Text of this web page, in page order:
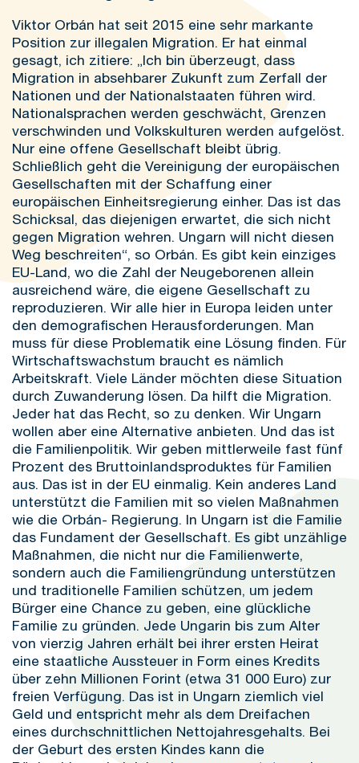
Viktor Orbán hat seit 2015 eine sehr markante
Position zur illegalen Migration. Er hat einmal
gesagt, ich zitiere: „Ich bin überzeugt, dass
Migration in absehbarer Zukunft zum Zerfall der
Nationen und der Nationalstaaten führen wird.
Nationalsprachen werden geschwächt, Grenzen
verschwinden und Volkskulturen werden aufgelöst.
Nur eine offene Gesellschaft bleibt übrig.
Schließlich geht die Vereinigung der europäischen
Gesellschaften mit der Schaffung einer
europäischen Einheitsregierung einher. Das ist das
Schicksal, das diejenigen erwartet, die sich nicht
gegen Migration wehren. Ungarn will nicht diesen
Weg beschreiten“, so Orbán. Es gibt kein einziges
EU-Land, wo die Zahl der Neugeborenen allein
ausreichend wäre, die eigene Gesellschaft zu
reproduzieren. Wir alle hier in Europa leiden unter
den demografischen Herausforderungen. Man
muss für diese Problematik eine Lösung finden. Für
Wirtschaftswachstum braucht es nämlich
Arbeitskraft. Viele Länder möchten diese Situation
durch Zuwanderung lösen. Da hilft die Migration.
Jeder hat das Recht, so zu denken. Wir Ungarn
wollen aber eine Alternative anbieten. Und das ist
die Familienpolitik. Wir geben mittlerweile fast fünf
Prozent des Bruttoinlandsproduktes für Familien
aus. Das ist in der EU einmalig. Kein anderes Land
unterstützt die Familien mit so vielen Maßnahmen
wie die Orbán- Regierung. In Ungarn ist die Familie
das Fundament der Gesellschaft. Es gibt unzählige
Maßnahmen, die nicht nur die Familienwerte,
sondern auch die Familiengründung unterstützen
und traditionelle Familien schützen, um jedem
Bürger eine Chance zu geben, eine glückliche
Familie zu gründen. Jede Ungarin bis zum Alter
von vierzig Jahren erhält bei ihrer ersten Heirat
eine staatliche Aussteuer in Form eines Kredits
über zehn Millionen Forint (etwa 31 000 Euro) zur
freien Verfügung. Das ist in Ungarn ziemlich viel
Geld und entspricht mehr als dem Dreifachen
eines durchschnittlichen Nettojahresgehalts. Bei
der Geburt des ersten Kindes kann die